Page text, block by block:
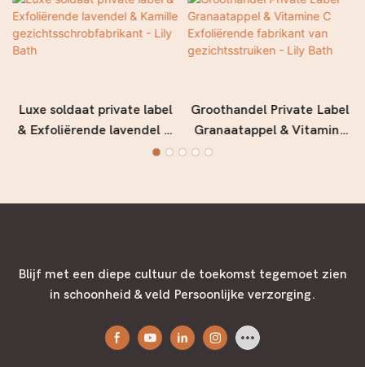
Luxe soldaat private label
& Exfoliërende lavendel &
Groothandel Private Label
Granaatappel & Vitamine
C Exfoliërende fabrikant
Blijf met een diepe cultuur de toekomst tegemoet zien
in schoonheid & veld Persoonlijke verzorging.